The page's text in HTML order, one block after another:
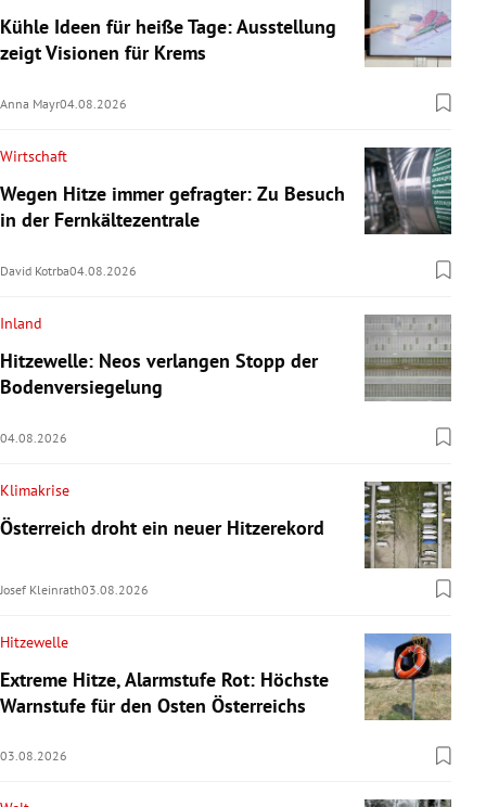
Kühle Ideen für heiße Tage: Ausstellung
zeigt Visionen für Krems
Anna Mayr04.08.2026
Wirtschaft
Wegen Hitze immer gefragter: Zu Besuch
in der Fernkältezentrale
David Kotrba04.08.2026
Inland
Hitzewelle: Neos verlangen Stopp der
Bodenversiegelung
04.08.2026
Klimakrise
Österreich droht ein neuer Hitzerekord
Josef Kleinrath03.08.2026
Hitzewelle
Extreme Hitze, Alarmstufe Rot: Höchste
Warnstufe für den Osten Österreichs
03.08.2026